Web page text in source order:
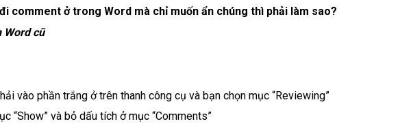
comment ở trong Word mà chỉ muốn ẩn chúng thì phải làm sao?
Word cũ
vào phần trắng ở trên thanh công cụ và bạn chọn mục “Reviewing”
“Show” và bỏ dấu tích ở mục “Comments”